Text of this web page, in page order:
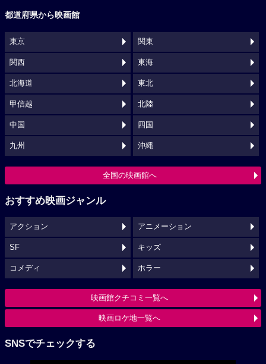
都道府県から映画館
東京 関東
関西 東海
北海道 東北
甲信越 北陸
中国 四国
九州 沖縄
全国の映画館へ
おすすめ映画ジャンル
アクション アニメーション
SF キッズ
コメディ ホラー
映画館クチコミ一覧へ
映画ロケ地一覧へ
SNSでチェックする